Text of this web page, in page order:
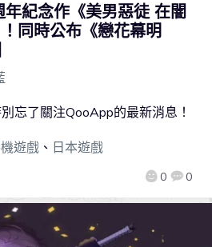
紀念作《美男惡徒 在闇
同時公布《戀花幕明
0 0
忘了關注QooApp的最新消息！
遊戲、 日本遊戲